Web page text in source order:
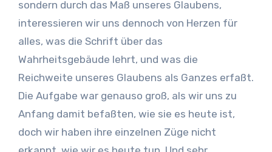
sondern durch das Maß unseres Glaubens,
interessieren wir uns dennoch von Herzen für
alles, was die Schrift über das
Wahrheitsgebäude lehrt, und was die
Reichweite unseres Glaubens als Ganzes erfaßt.
Die Aufgabe war genauso groß, als wir uns zu
Anfang damit befaßten, wie sie es heute ist,
doch wir haben ihre einzelnen Züge nicht